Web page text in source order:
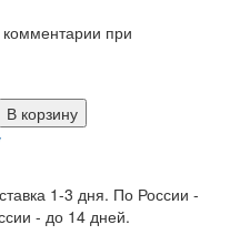
при
1-3 дня. По России -
- до 14 дней.